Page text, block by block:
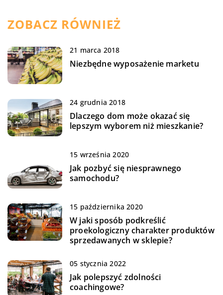
ZOBACZ RÓWNIEŻ
21 marca 2018
Niezbędne wyposażenie marketu
24 grudnia 2018
Dlaczego dom może okazać się
lepszym wyborem niż mieszkanie?
15 września 2020
Jak pozbyć się niesprawnego
samochodu?
15 października 2020
W jaki sposób podkreślić
proekologiczny charakter produktów
sprzedawanych w sklepie?
05 stycznia 2022
Jak polepszyć zdolności
coachingowe?